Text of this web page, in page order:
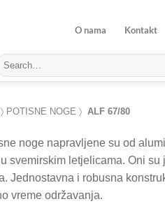
O nama Kontakt
〉 POTISNE NOGE 〉 ALF 67/80
noge napravljene su od
svemirskim letjelicama. Oni su
Jednostavna i robusna
vreme održavanja.